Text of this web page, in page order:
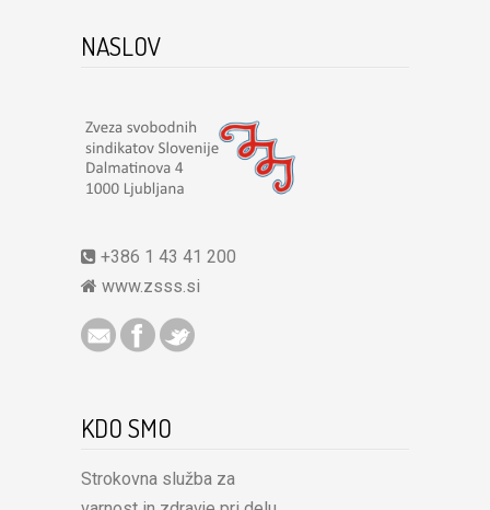
NASLOV
+386 1 43 41 200
www.zsss.si
KDO SMO
Strokovna služba za